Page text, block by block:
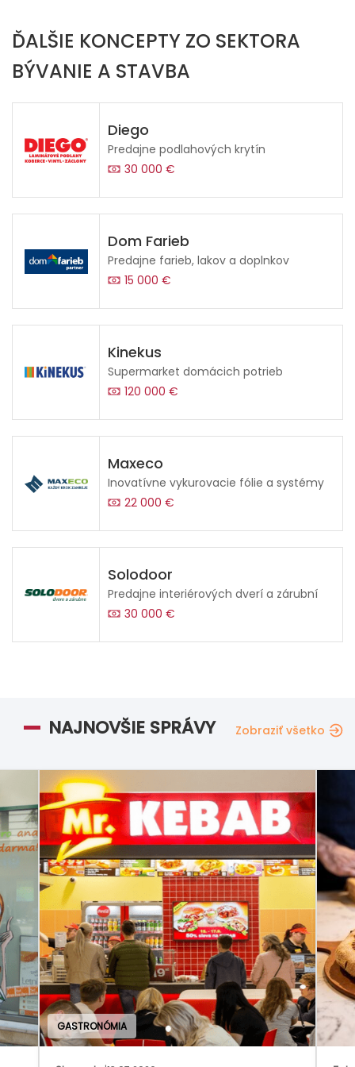
ĎALŠIE KONCEPTY ZO SEKTORA
BÝVANIE A STAVBA
Diego
Predajne podlahových krytín
30 000 €
Dom Farieb
Predajne farieb, lakov a doplnkov
15 000 €
Kinekus
Supermarket domácich potrieb
120 000 €
Maxeco
Inovatívne vykurovacie fólie a systémy
22 000 €
Solodoor
Predajne interiérových dverí a zárubní
30 000 €
NAJNOVŠIE SPRÁVY Zobraziť všetko